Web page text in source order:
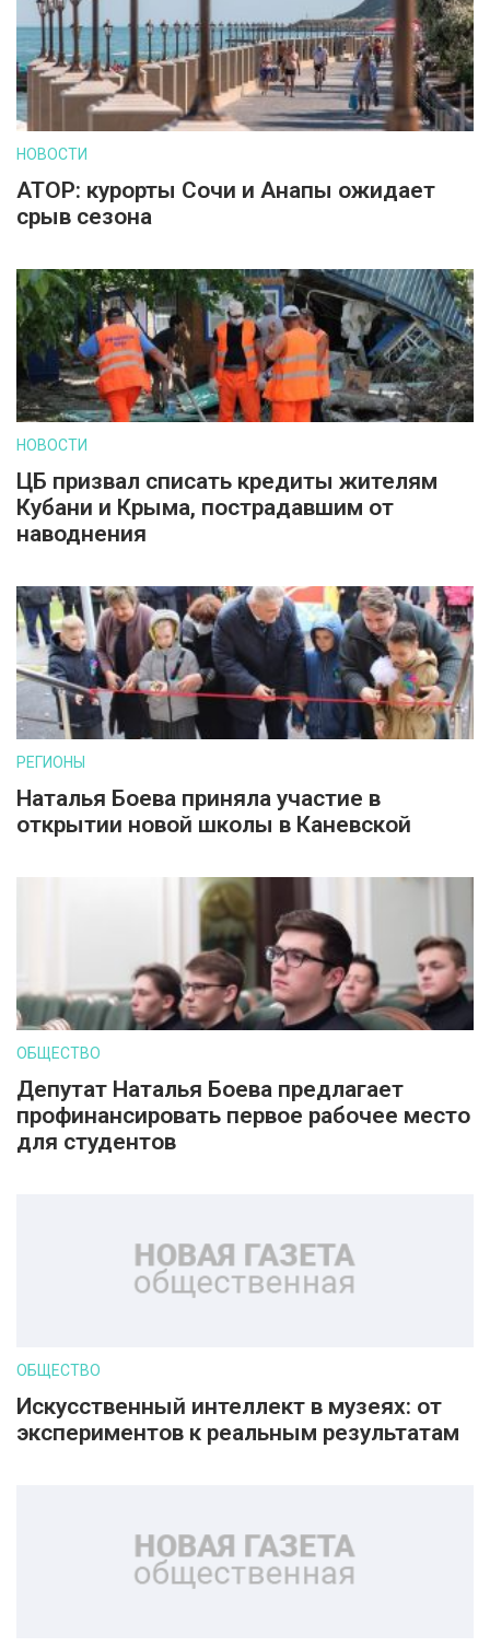
НОВОСТИ
АТОР: курорты Сочи и Анапы ожидает
срыв сезона
НОВОСТИ
ЦБ призвал списать кредиты жителям
Кубани и Крыма, пострадавшим от
наводнения
РЕГИОНЫ
Наталья Боева приняла участие в
открытии новой школы в Каневской
ОБЩЕСТВО
Депутат Наталья Боева предлагает
профинансировать первое рабочее место
для студентов
ОБЩЕСТВО
Искусственный интеллект в музеях: от
экспериментов к реальным результатам